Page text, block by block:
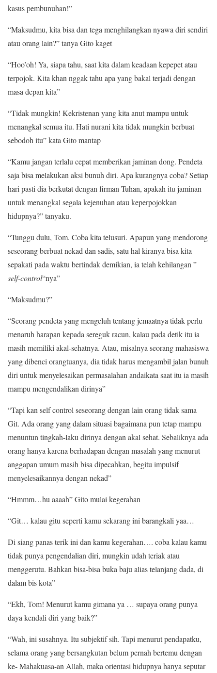
kasus pembunuhan!”
“Maksudmu, kita bisa dan tega menghilangkan nyawa diri sendiri
atau orang lain?” tanya Gito kaget
“Hoo’oh! Ya, siapa tahu, saat kita dalam keadaan kepepet atau
terpojok. Kita khan nggak tahu apa yang bakal terjadi dengan
masa depan kita”
“Tidak mungkin! Kekristenan yang kita anut mampu untuk
menangkal semua itu. Hati nurani kita tidak mungkin berbuat
sebodoh itu” kata Gito mantap
“Kamu jangan terlalu cepat memberikan jaminan dong. Pendeta
saja bisa melakukan aksi bunuh diri. Apa kurangnya coba? Setiap
hari pasti dia berkutat dengan firman Tuhan, apakah itu jaminan
untuk menangkal segala kejenuhan atau keperpojokkan
hidupnya?” tanyaku.
“Tunggu dulu, Tom. Coba kita telusuri. Apapun yang mendorong
seseorang berbuat nekad dan sadis, satu hal kiranya bisa kita
sepakati pada waktu bertindak demikian, ia telah kehilangan ”
self-control“nya”
“Maksudmu?”
“Seorang pendeta yang mengeluh tentang jemaatnya tidak perlu
menaruh harapan kepada sereguk racun, kalau pada detik itu ia
masih memiliki akal-sehatnya. Atau, misalnya seorang mahasiswa
yang dibenci orangtuanya, dia tidak harus mengambil jalan bunuh
diri untuk menyelesaikan permasalahan andaikata saat itu ia masih
mampu mengendalikan dirinya”
“Tapi kan self control seseorang dengan lain orang tidak sama
Git. Ada orang yang dalam situasi bagaimana pun tetap mampu
menuntun tingkah-laku dirinya dengan akal sehat. Sebaliknya ada
orang hanya karena berhadapan dengan masalah yang menurut
anggapan umum masih bisa dipecahkan, begitu impulsif
menyelesaikannya dengan nekad”
“Hmmm…hu aaaah” Gito mulai kegerahan
“Git… kalau gitu seperti kamu sekarang ini barangkali yaa…
Di siang panas terik ini dan kamu kegerahan…. coba kalau kamu
tidak punya pengendalian diri, mungkin udah teriak atau
menggerutu. Bahkan bisa-bisa buka baju alias telanjang dada, di
dalam bis kota”
“Ekh, Tom! Menurut kamu gimana ya … supaya orang punya
daya kendali diri yang baik?”
“Wah, ini susahnya. Itu subjektif sih. Tapi menurut pendapatku,
selama orang yang bersangkutan belum pernah bertemu dengan
ke- Mahakuasa-an Allah, maka orientasi hidupnya hanya seputar